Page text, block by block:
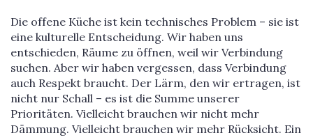
Die offene Küche ist kein technisches Problem – sie ist
eine kulturelle Entscheidung. Wir haben uns
entschieden, Räume zu öffnen, weil wir Verbindung
suchen. Aber wir haben vergessen, dass Verbindung
auch Respekt braucht. Der Lärm, den wir ertragen, ist
nicht nur Schall – es ist die Summe unserer
Prioritäten. Vielleicht brauchen wir nicht mehr
Dämmung. Vielleicht brauchen wir mehr Rücksicht. Ein